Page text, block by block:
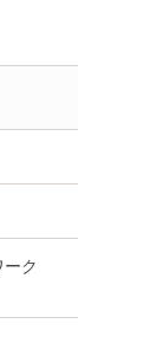
ク